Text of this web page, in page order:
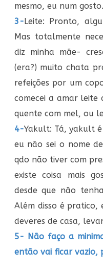
mesmo, eu num
3-Leite: Pronto,
Mas totalmente
diz minha mãe-
(era?) muito chata
refeições por um
comecei a amar leite
quente com mel, ou
4-Yakult: Tá, yakult
eu não sei o nome
qdo não tiver com
existe coisa mais
desde que não
Além disso é
deveres de casa,
5- Não faço a
então vai ficar vazio,